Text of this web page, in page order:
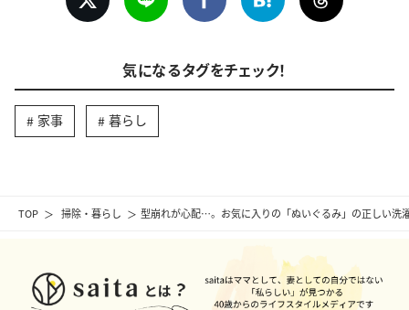
TOP 掃除・暮らし 型崩れが心配…。お気に入りの「ぬいぐるみ」の正しい洗
気になるタグをチェック！
家事 暮らし